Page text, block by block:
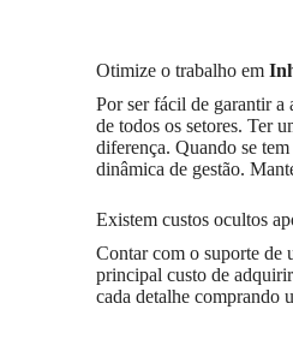
Otimize o trabalho em
Por ser fácil de garantir a
de todos os setores. Ter
diferença. Quando se
dinâmica de gestão.
Existem custos ocultos
Contar com o suporte de
principal custo de
cada detalhe comprando